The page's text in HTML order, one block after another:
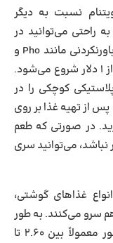
نسبت به دیگر
راحتی می‌توانید در
بیرون از هتل انواع غذاهای خیابانی با طعم باورنکردنی مانند Pho و
anh Mi را نوش جان کنید. قیمت این غذاها از ۱ دلار شروع می‌شود.
کوچکی را در
از تهیه غذا بر روی
در صورتی که طعم
نباشد، می‌توانید سری
غذاهای گوشتی،
سرو می‌کنند. به طور
کلی قیمت غذاها در رستوران‌های این کشور معمولاً بین ۲.۶۰ تا